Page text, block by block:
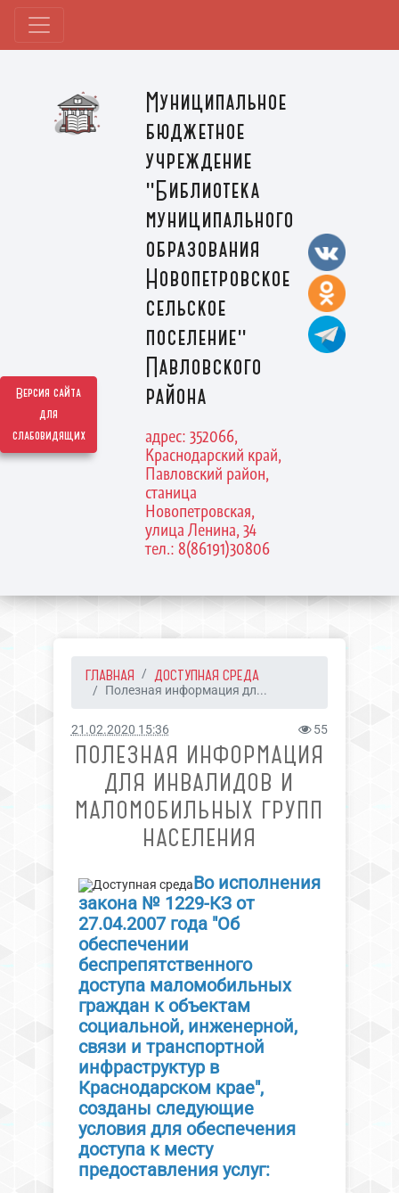
Версия сайта
для
слабовидящих
Муниципальное
бюджетное
учреждение
"Библиотека
муниципального
образования
Новопетровское
сельское
поселение"
Павловского
района
адрес: 352066,
Краснодарский край,
Павловский район,
станица
Новопетровская,
улица Ленина, 34
тел.: 8(86191)30806
ГЛАВНАЯ ДОСТУПНАЯ СРЕДА
Полезная информация дл...
21.02.2020 15:36 55
ПОЛЕЗНАЯ ИНФОРМАЦИЯ
ДЛЯ ИНВАЛИДОВ И
МАЛОМОБИЛЬНЫХ ГРУПП
НАСЕЛЕНИЯ
Во исполнения
закона № 1229-КЗ от
27.04.2007 года "Об
обеспечении
беспрепятственного
доступа маломобильных
граждан к объектам
социальной, инженерной,
связи и транспортной
инфраструктур в
Краснодарском крае",
созданы следующие
условия для обеспечения
доступа к месту
предоставления услуг: